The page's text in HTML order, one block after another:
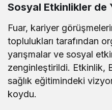
Sosyal Etkinlikler de
Fuar, kariyer
toplulukları tarafından
yarışmalar ve sosyal
zenginleştirildi. Etkinlik,
sağlık eğitimindeki
koydu.